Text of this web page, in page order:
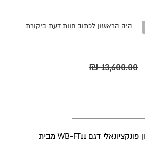
היה הראשון לכתוב חוות דעת ביקורת
קרוס אובר פינתי לאימון פונקציונאלי דגם WB-FT11 מבית